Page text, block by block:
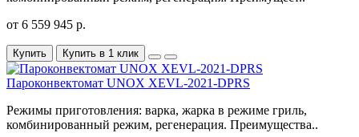
от 6 559 945 р.
Купить Купить в 1 клик
Пароконвектомат UNOX XEVL-2021-DPRS
Режимы приготовления: варка, жарка в режиме гриль,
комбинированный режим, регенерация. Преимущества..